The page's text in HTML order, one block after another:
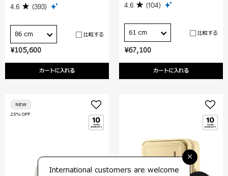
×
International customers are welcome
¥105,600
カートに入れる
4.6 (393)
86 cm 比較する
¥67,100
カートに入れる
4.6 (104)
61 cm 比較する
25% OFF
NEW